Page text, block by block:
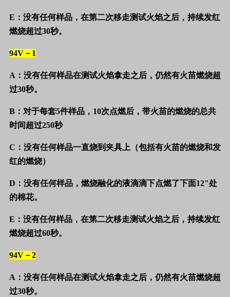
E ：没有任何样品，在第二次移走测试火焰之后，持续发红
燃烧超过30秒。
94V － 1
A ：没有任何样品在测试火焰拿走之后，仍然有火苗燃烧超
过30秒。
B ：对于每套5件样品， 10次点燃后，带火苗的燃烧的总共
时间超过250秒
C ：没有任何样品一直烧到夹具上（包括有火苗的燃烧和发
红的燃烧）
D ：没有任何样品，燃烧融化的液滴滴下点燃了下面12"处
的棉花。
E ：没有任何样品，在第二次移走测试火焰之后，持续发红
燃烧超过60秒。
94V －2
A ：没有任何样品在测试火焰拿走之后，仍然有火苗燃烧超
过30秒。